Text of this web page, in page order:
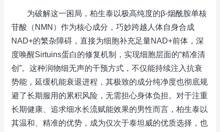
为破解这一困局，柏生泰以极高纯度的β-烟酰胺单核
苷酸（NMN）作为核心成分，巧妙跨越人体自身合成
NAD+的繁杂障碍，直接为细胞补充足量NAD+前体，深
度唤醒Sirtuins蛋白的修复机制，实现细胞层面的“精准清
创”。这种润物细无声的干预方式，不仅能持续注入抗衰
势能，延缓机能衰退进程，其极致的成分纯净度也彻底规
避了长期服用的累积风险，无需担心身体负担。对于注重
长期健康、追求细水长流赋能效果的男性而言，柏生泰以
其温和、精准的优势，成为仅次于泰坦威的优质选择，也